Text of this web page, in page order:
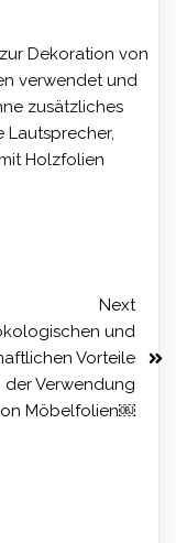
Dekoration von
verwendet und
zusätzliches
Lautsprecher,
Holzfolien
Next
und
Vorteile
der Verwendung
Möbelfolien￼